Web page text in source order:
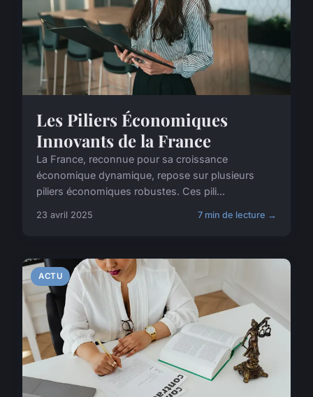
Les Piliers Économiques
Innovants de la France
La France, reconnue pour sa croissance
économique dynamique, repose sur plusieurs
piliers économiques robustes. Ces pili...
23 avril 2025 7 min de lecture →
ACTU